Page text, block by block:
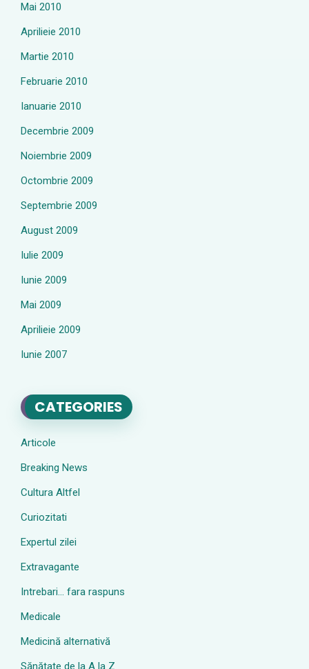
Mai 2010
Aprilieie 2010
Martie 2010
Februarie 2010
Ianuarie 2010
Decembrie 2009
Noiembrie 2009
Octombrie 2009
Septembrie 2009
August 2009
Iulie 2009
Iunie 2009
Mai 2009
Aprilieie 2009
Iunie 2007
CATEGORIES
Articole
Breaking News
Cultura Altfel
Curiozitati
Expertul zilei
Extravagante
Intrebari… fara raspuns
Medicale
Medicină alternativă
Sănătate de la A la Z